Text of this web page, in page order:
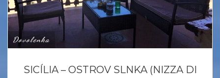
Dovolenka
SICÍLIA – OSTROV SLNKA (NIZZA DI